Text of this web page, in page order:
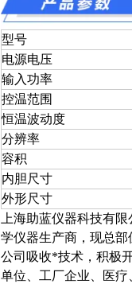
型号
电源电压
输入功率
控温范围
恒温波动度
分辨率
容积
内胆尺寸
外形尺寸
上海助蓝仪器科技有
学仪器生产商，现总
公司吸收*技术，积极
单位、工厂企业、医